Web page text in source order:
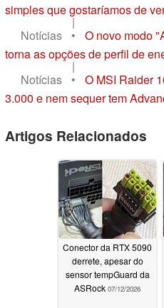
simples que gostaríamos de
|
Notícias
•
O novo modo
torna as opções de perfil de
|
Notícias
•
O MSI Raider
3.000 e nem sequer tem
Artigos Relacionados
Conector da RTX 5090
derrete, apesar do
sensor tempGuard da
ASRock 07/12/2026